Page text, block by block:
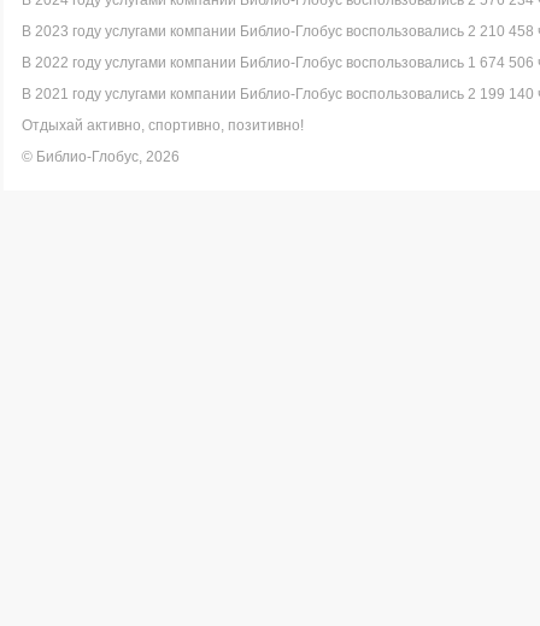
В 2023 году услугами компании Библио-Глобус воспользовались 2 210 458
В 2022 году услугами компании Библио-Глобус воспользовались 1 674 506
В 2021 году услугами компании Библио-Глобус воспользовались 2 199 140
Отдыхай активно, спортивно, позитивно!
© Библио-Глобус, 2026